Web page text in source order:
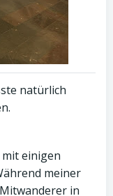
natürlich
einigen
meiner
in